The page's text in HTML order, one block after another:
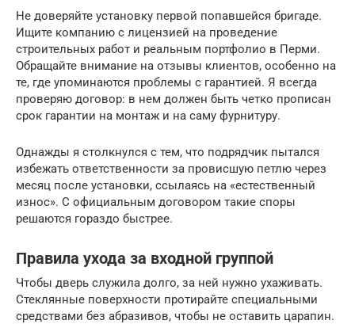
Не доверяйте установку первой попавшейся бригаде.
Ищите компанию с лицензией на проведение
строительных работ и реальным портфолио в Перми.
Обращайте внимание на отзывы клиентов, особенно на
те, где упоминаются проблемы с гарантией. Я всегда
проверяю договор: в нем должен быть четко прописан
срок гарантии на монтаж и на саму фурнитуру.
Однажды я столкнулся с тем, что подрядчик пытался
избежать ответственности за провисшую петлю через
месяц после установки, ссылаясь на «естественный
износ». С официальным договором такие споры
решаются гораздо быстрее.
Правила ухода за входной группой
Чтобы дверь служила долго, за ней нужно ухаживать.
Стеклянные поверхности протирайте специальными
средствами без абразивов, чтобы не оставить царапин.